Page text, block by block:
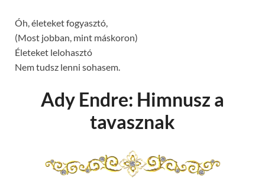
Óh, életeket fogyasztó,
(Most jobban, mint máskoron)
Életeket lelohasztó
Nem tudsz lenni sohasem.
Ady Endre: Himnusz a
tavasznak